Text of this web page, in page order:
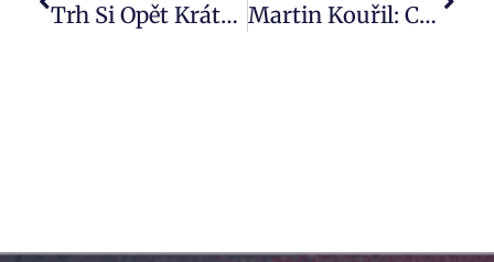
Trh Si Opět Krátce Sáhl Na Maxima (Týden 32) Martin Kouřil: Chci Být Jako Pohlreich